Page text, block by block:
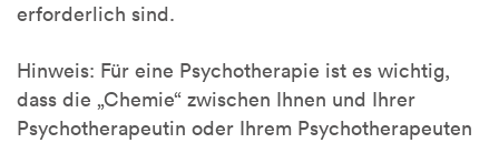
erforderlich sind.
Hinweis: Für eine Psychotherapie ist es wichtig,
dass die „Chemie“ zwischen Ihnen und Ihrer
Psychotherapeutin oder Ihrem Psychotherapeuten